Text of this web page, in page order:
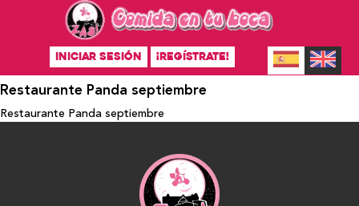
INICIAR SESIÓN ¡REGÍSTRATE!
Restaurante Panda septiembre
Restaurante Panda septiembre